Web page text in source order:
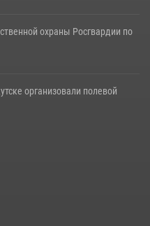
охраны Росгвардии по
организовали полевой